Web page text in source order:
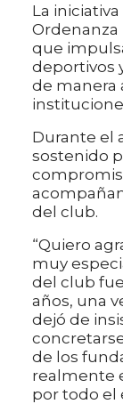
La
Ordenanza
que
deportivos
de manera
Durante el
sostenido
del club.
“Quiero
muy
del club
años, una
dejó de
de los
realmente
por todo el